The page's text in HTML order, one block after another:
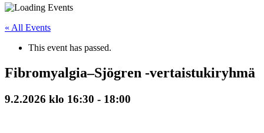
« All Events
This event has passed.
Fibromyalgia–Sjögren -vertaistukiryhmä
9.2.2026 klo 16:30 - 18:00